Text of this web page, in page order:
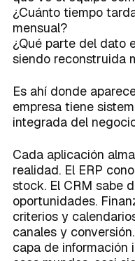
¿Cuánto tiempo
mensual?
¿Qué parte del dato
siendo reconstruida
Es ahí donde
empresa tiene
integrada del
Cada aplicación
realidad. El ERP
stock. El CRM sabe
oportunidades.
criterios y
canales y
capa de información